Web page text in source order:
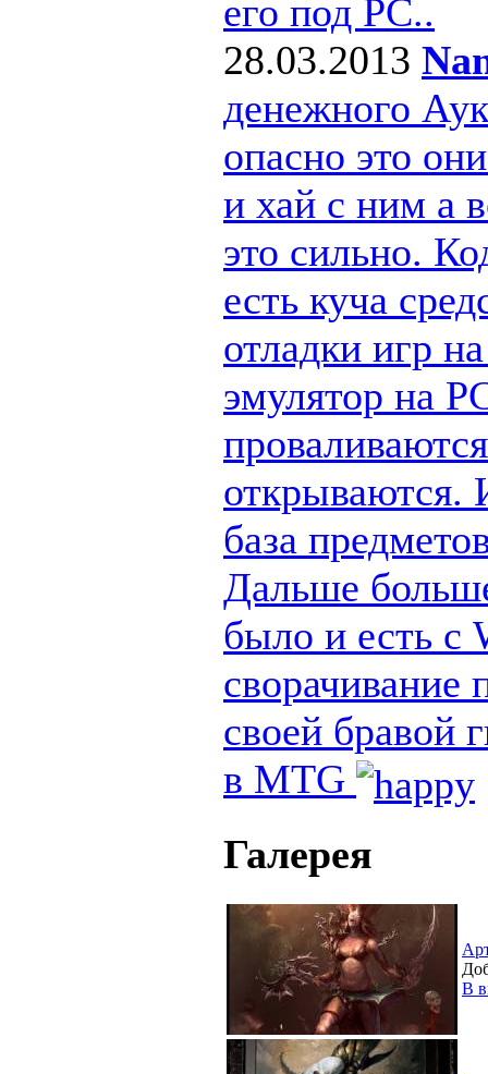
его под РС..
28.03.2013
денежного
опасно это
и хай с ним а
это сильно.
есть куча
отладки игр
эмулятор на
открываются.
база
Дальше
было и есть с
сворачивание
своей бравой
в MTG
Галерея
В